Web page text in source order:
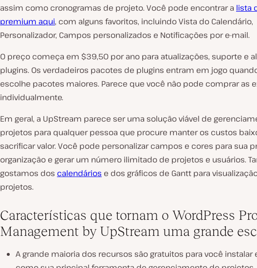
assim como cronogramas de projeto. Você pode encontrar a lista
premium aqui, com alguns favoritos, incluindo Vista do Calendário,
Personalizador, Campos personalizados e Notificações por e-mail.
O preço começa em $39,50 por ano para atualizações, suporte e
plugins. Os verdadeiros pacotes de plugins entram em jogo
escolhe pacotes maiores. Parece que você não pode comprar as
individualmente.
Em geral, a UpStream parece ser uma solução viável de
projetos para qualquer pessoa que procure manter os custos
sacrificar valor. Você pode personalizar campos e cores para sua
organização e gerar um número ilimitado de projetos e usuários.
gostamos dos calendários e dos gráficos de Gantt para
projetos.
Características que tornam o WordPress
Management by UpStream uma grande
A grande maioria dos recursos são gratuitos para você instalar